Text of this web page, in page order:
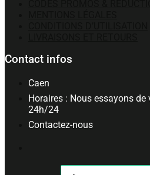
Contact infos
Caen
Horaires : Nous essayons
24h/24
Contactez-nous